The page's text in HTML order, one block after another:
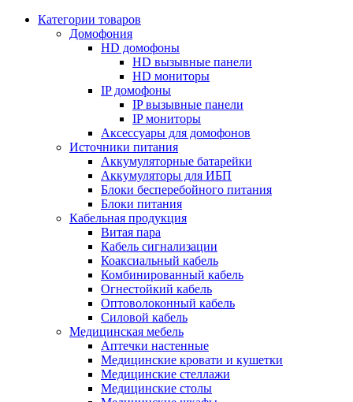
Категории товаров
Домофония
HD домофоны
HD вызывные панели
HD мониторы
IP домофоны
IP вызывные панели
IP мониторы
Аксессуары для домофонов
Источники питания
Аккумуляторные батарейки
Аккумуляторы для ИБП
Блоки бесперебойного питания
Блоки питания
Кабельная продукция
Витая пара
Кабель сигнализации
Коаксиальный кабель
Комбинированный кабель
Огнестойкий кабель
Оптоволоконный кабель
Силовой кабель
Медицинская мебель
Аптечки настенные
Медицинские кровати и кушетки
Медицинские стеллажи
Медицинские столы